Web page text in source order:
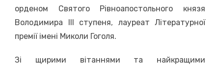
орденом Святого Рівноапостольного князя
Володимира ІІІ ступеня, лауреат Літературної
премії імені Миколи Гоголя.
Зі щирими вітаннями та найкращими